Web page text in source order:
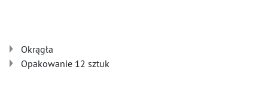
Okrągła
Opakowanie 12 sztuk